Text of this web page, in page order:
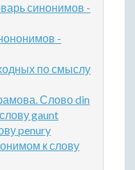
синонимов -
-
по смыслу
Слово din
gaunt
penury
к слову